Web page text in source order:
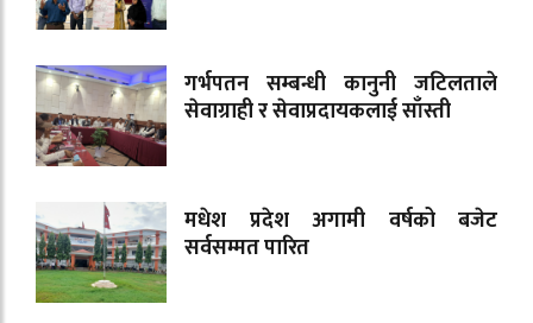
गर्भपतन सम्बन्धी कानुनी जटिलताले
सेवाग्राही र सेवाप्रदायकलाई साँस्ती
मधेश प्रदेश अगामी वर्षको बजेट
सर्वसम्मत पारित